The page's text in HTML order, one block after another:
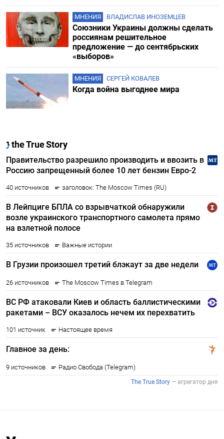
МНЕНИЯ ВЛАДИСЛАВ ИНОЗЕМЦЕВ
Союзники Украины должны сделать
россиянам решительное
предложение — до сентябрьских
«выборов»
МНЕНИЯ СЕРГЕЙ КОВАЛЕВ
Когда война выгоднее мира